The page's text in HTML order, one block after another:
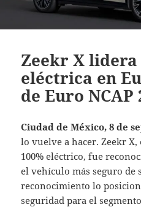
Zeekr X
eléctrica en
de Euro NCAP
Ciudad de México, 8 de
lo vuelve a hacer. Zeekr X,
100% eléctrico, fue
el vehículo más seguro de
reconocimiento lo
seguridad para el segmento